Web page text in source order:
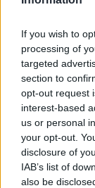
If you wish to
processing of
targeted
section to
opt-out request
interest-based
us or personal
your opt-out.
disclosure of
IAB’s list of
also be
Utilisez un
Partner